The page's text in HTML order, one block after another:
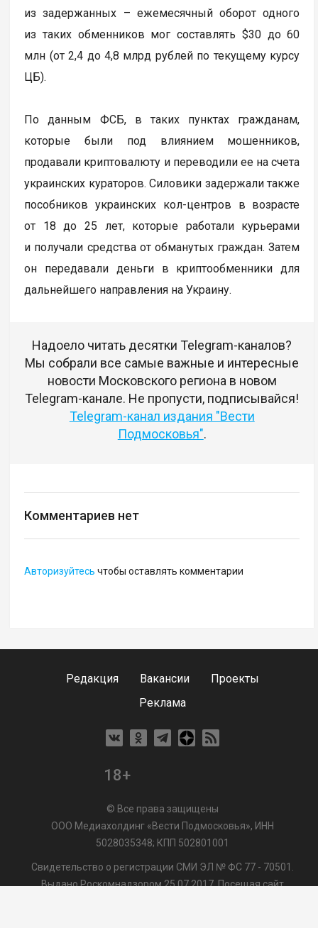
из задержанных – ежемесячный оборот одного
из таких обменников мог составлять $30 до 60
млн (от 2,4 до 4,8 млрд рублей по текущему курсу
ЦБ).
По данным ФСБ, в таких пунктах гражданам,
которые были под влиянием мошенников,
продавали криптовалюту и переводили ее на счета
украинских кураторов. Силовики задержали также
пособников украинских кол-центров в возрасте
от 18 до 25 лет, которые работали курьерами
и получали средства от обманутых граждан. Затем
он передавали деньги в криптообменники для
дальнейшего направления на Украину.
Надоело читать десятки Telegram-каналов?
Мы собрали все самые важные и интересные
новости Московского региона в новом
Telegram-канале. Не пропусти, подписывайся!
Telegram-канал издания "Вести
Подмосковья".
Комментариев нет
Авторизуйтесь чтобы оставлять комментарии
Редакция Вакансии
Проекты
Реклама
18+
© Все права защищены
ООО Медиахолдинг «Вести Подмосковья», ИНН
5028035348; КПП 502801001
Свидетельство о регистрации СМИ ЭЛ № ФС 77 - 70501.
Выдано Роскомнадзором 25.07.2017. Посещая сайт